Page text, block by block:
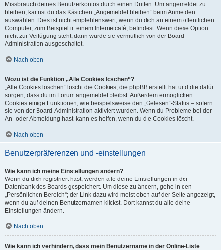
Missbrauch deines Benutzerkontos durch einen Dritten. Um angemeldet zu
bleiben, kannst du das Kästchen „Angemeldet bleiben“ beim Anmelden
auswählen. Dies ist nicht empfehlenswert, wenn du dich an einem öffentlichen
Computer, zum Beispiel in einem Internetcafé, befindest. Wenn diese Option
nicht zur Verfügung steht, dann wurde sie vermutlich von der Board-
Administration ausgeschaltet.
Nach oben
Wozu ist die Funktion „Alle Cookies löschen“?
„Alle Cookies löschen“ löscht die Cookies, die phpBB erstellt hat und die dafür
sorgen, dass du im Forum angemeldet bleibst. Außerdem ermöglichen
Cookies einige Funktionen, wie beispielsweise den „Gelesen“-Status – sofern
sie von der Board-Administration aktiviert wurden. Wenn du Probleme bei der
An- oder Abmeldung hast, kann es helfen, wenn du die Cookies löscht.
Nach oben
Benutzerpräferenzen und -einstellungen
Wie kann ich meine Einstellungen ändern?
Wenn du dich registriert hast, werden alle deine Einstellungen in der
Datenbank des Boards gespeichert. Um diese zu ändern, gehe in den
„Persönlichen Bereich“; der Link dazu wird meist oben auf der Seite angezeigt,
wenn du auf deinen Benutzernamen klickst. Dort kannst du alle deine
Einstellungen ändern.
Nach oben
Wie kann ich verhindern, dass mein Benutzername in der Online-Liste